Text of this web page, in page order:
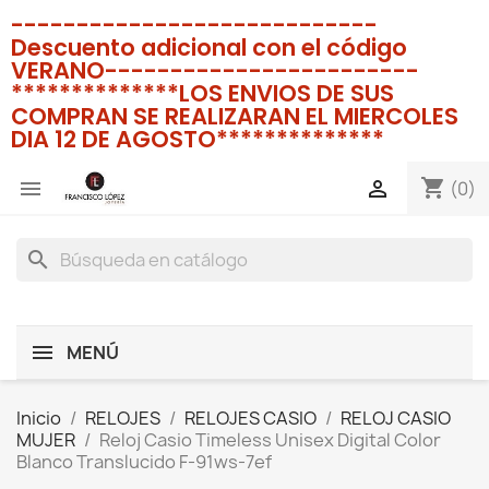
----------------------------
Descuento adicional con el código
VERANO------------------------
**************LOS ENVIOS DE SUS
COMPRAN SE REALIZARAN EL MIERCOLES
DIA 12 DE AGOSTO**************
 shopping_cart (0)

search
MENÚ
Inicio RELOJES RELOJES CASIO
RELOJ CASIO
MUJER
Reloj Casio Timeless Unisex Digital Color
Blanco Translucido F-91ws-7ef